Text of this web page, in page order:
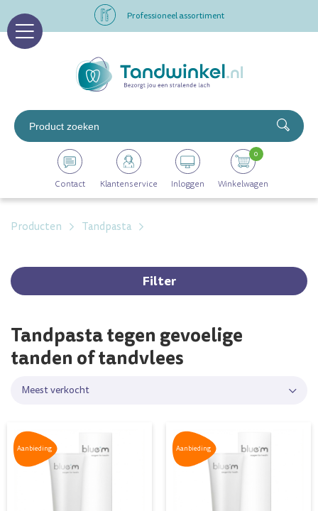
Professioneel assortiment
Op werkdagen voor 16.00 uur besteld, morgen in huis
Professioneel assortiment
Altijd op voorraad
Contact Klantenservice Inloggen Winkelwagen
0
Producten Tandpasta
Filter
Tandpasta tegen gevoelige
tanden of tandvlees
Meest verkocht
Aanbieding Aanbieding